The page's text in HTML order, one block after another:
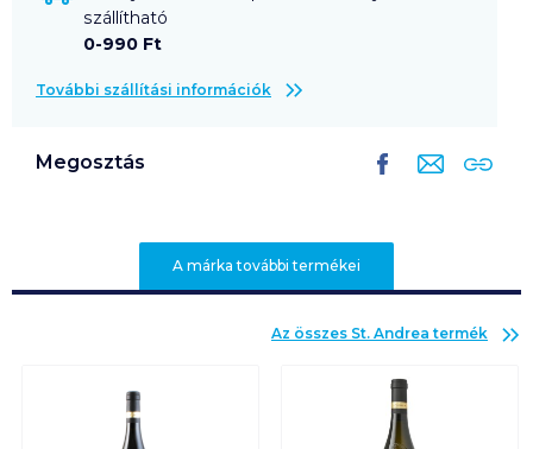
szállítható
0-990 Ft
További szállítási információk
Megosztás
A márka további termékei
Az összes St. Andrea termék